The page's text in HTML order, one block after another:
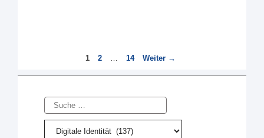
Seite
1 Seite
2 … Seite
14 Weiter →
Suche